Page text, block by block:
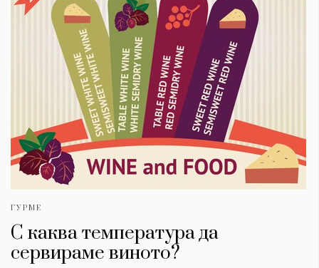
ГУРМЕ
С каква температура да
сервираме виното?